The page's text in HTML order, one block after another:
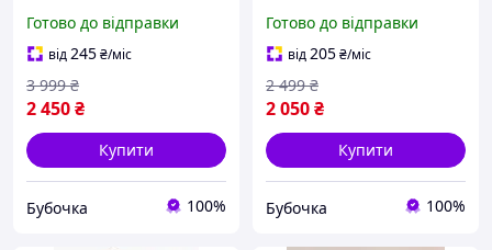
(25101620)
Готово до відправки
від245₴/міс
2 450₴
3 999 ₴
Купити
Бубочка 100%
(251016201)
Готово до відправки
від205₴/міс
2 050₴
2 499 ₴
Купити
Бубочка 100%